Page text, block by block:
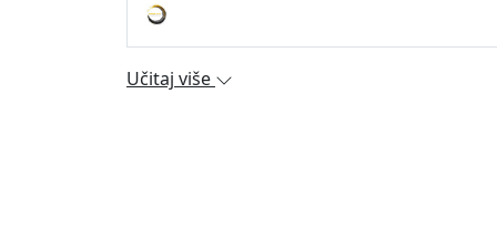
Učitaj više